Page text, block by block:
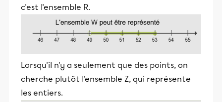
c'est l'ensemble R.
Lorsqu'il n'y a seulement que des points, on
cherche plutôt l'ensemble Z, qui représente
les entiers.